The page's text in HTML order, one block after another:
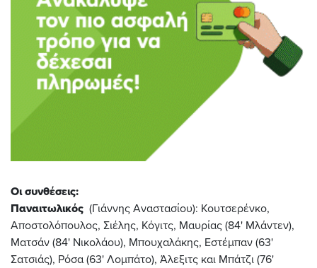
Οι συνθέσεις:
Παναιτωλικός (Γιάννης Αναστασίου): Κουτσερένκο,
Αποστολόπουλος, Σιέλης, Κόγιτς, Μαυρίας (84' Μλάντεν),
Ματσάν (84' Νικολάου), Μπουχαλάκης, Εστέμπαν (63'
Σατσιάς), Ρόσα (63' Λομπάτο), Άλεξιτς και Μπάτζι (76'